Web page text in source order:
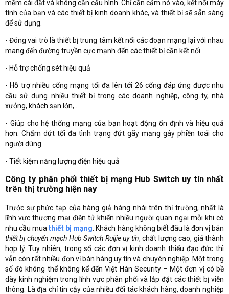
mềm cài đặt và không cần cấu hình. Chỉ cần cắm nó vào, kết nối máy
tính của bạn và các thiết bị kinh doanh khác, và thiết bị sẽ sẵn sàng
để sử dụng.
- Đóng vai trò là thiết bị trung tâm kết nối các đoạn mạng lại với nhau
mang đến đường truyền cực mạnh đến các thiết bị cần kết nối.
- Hỗ trợ chống sét hiệu quả
- Hỗ trợ nhiều cổng mạng tối đa lên tới 26 cổng đáp ứng được nhu
cầu sử dụng nhiều thiết bị trong các doanh nghiệp, công ty, nhà
xưởng, khách sạn lớn,…
- Giúp cho hệ thống mạng của bạn hoạt động ổn định và hiệu quả
hơn. Chấm dứt tối đa tình trạng đứt gãy mạng gây phiền toái cho
người dùng
- Tiết kiệm năng lượng điện hiệu quả
Công ty phân phối thiết bị mạng Hub Switch uy tín nhất
trên thị trường hiện nay
Trước sự phức tạp của hàng giả hàng nhái trên thị trường, nhất là
lĩnh vực thương mại điện tử khiến nhiều người quan ngại mỗi khi có
nhu cầu muathiết bị mạng . Khách hàng không biết đâu là đơn vị bán
thiết bị chuyển mạch Hub Switch Ruijie uy tín, chất lượng cao, giá thành
hợp lý. Tuy nhiên, trong số các đơn vị kinh doanh thiếu đạo đức thì
vẫn còn rất nhiều đơn vị bán hàng uy tín và chuyên nghiệp. Một trong
số đó không thể không kể đến Việt Hàn Security – Một đơn vị có bề
dày kinh nghiệm trong lĩnh vực phân phối và lắp đặt các thiết bị viễn
thông. Là địa chỉ tin cậy của nhiều đối tác khách hàng, doanh nghiệp